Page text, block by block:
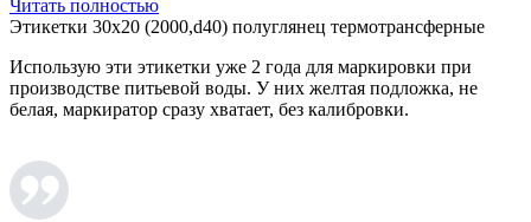
Читать полностью
Этикетки 30х20 (2000,d40) полуглянец термотрансферные
Использую эти этикетки уже 2 года для маркировки при
производстве питьевой воды. У них желтая подложка, не
белая, маркиратор сразу хватает, без калибровки.